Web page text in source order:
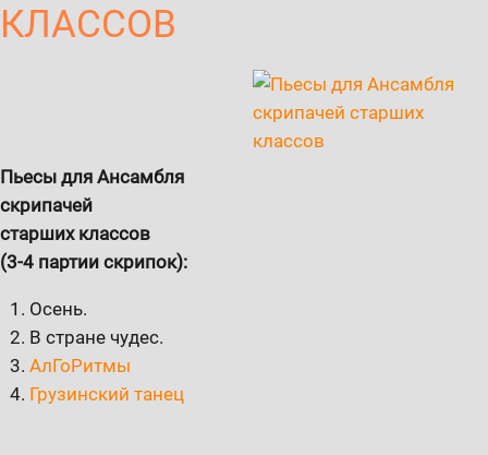
КЛАССОВ
Пьесы для Ансамбля
скрипачей
старших классов
(3-4 партии скрипок):
Осень.
В стране чудес.
АлГоРитмы
Грузинский танец